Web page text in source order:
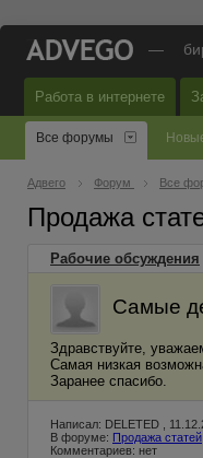
—
Работа в интернете
Все форумы
Адвего Форум Все
Продажа
Рабочие обсуждения
Самые
Здравствуйте,
Самая низкая
Заранее спасибо.
Написал: DELETED ,
В форуме: Продажа статей
Комментариев: нет